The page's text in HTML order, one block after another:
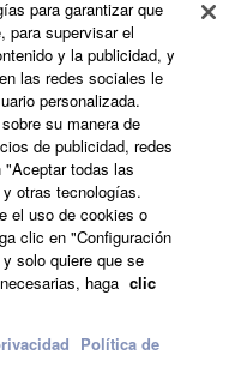
para garantizar que
para supervisar el
y la publicidad, y
las redes sociales le
personalizada.
su manera de
de publicidad, redes
todas las
otras tecnologías.
el uso de cookies o
clic en "Configuración
solo quiere que se
haga clic
Política de